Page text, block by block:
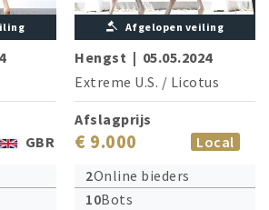
GBR
Afgelopen veiling
Hengst | 05.05.2024
Extreme U.S. / Licotus
Afslagprijs
€ 9.000
Local
2Online bieders
10Bots